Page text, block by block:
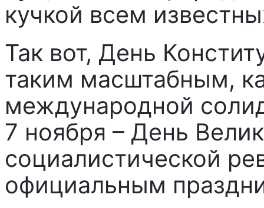
кучкой всем
Так вот, День
таким масштабным,
международной
7 ноября – День
социалистической
официальным